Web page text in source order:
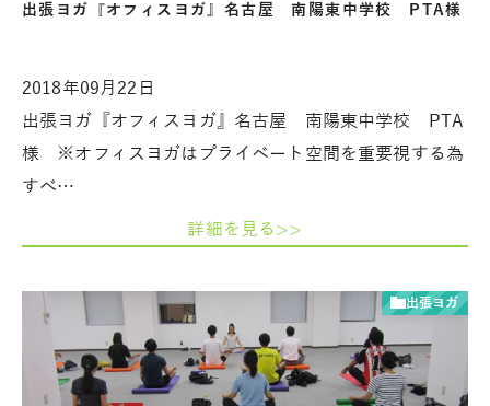
出張ヨガ『オフィスヨガ』名古屋 南陽東中学校 PTA様
2018年09月22日
出張ヨガ『オフィスヨガ』名古屋 南陽東中学校 PTA
様 ※オフィスヨガはプライベート空間を重要視する為
すべ…
詳細を見る>>
出張ヨガ